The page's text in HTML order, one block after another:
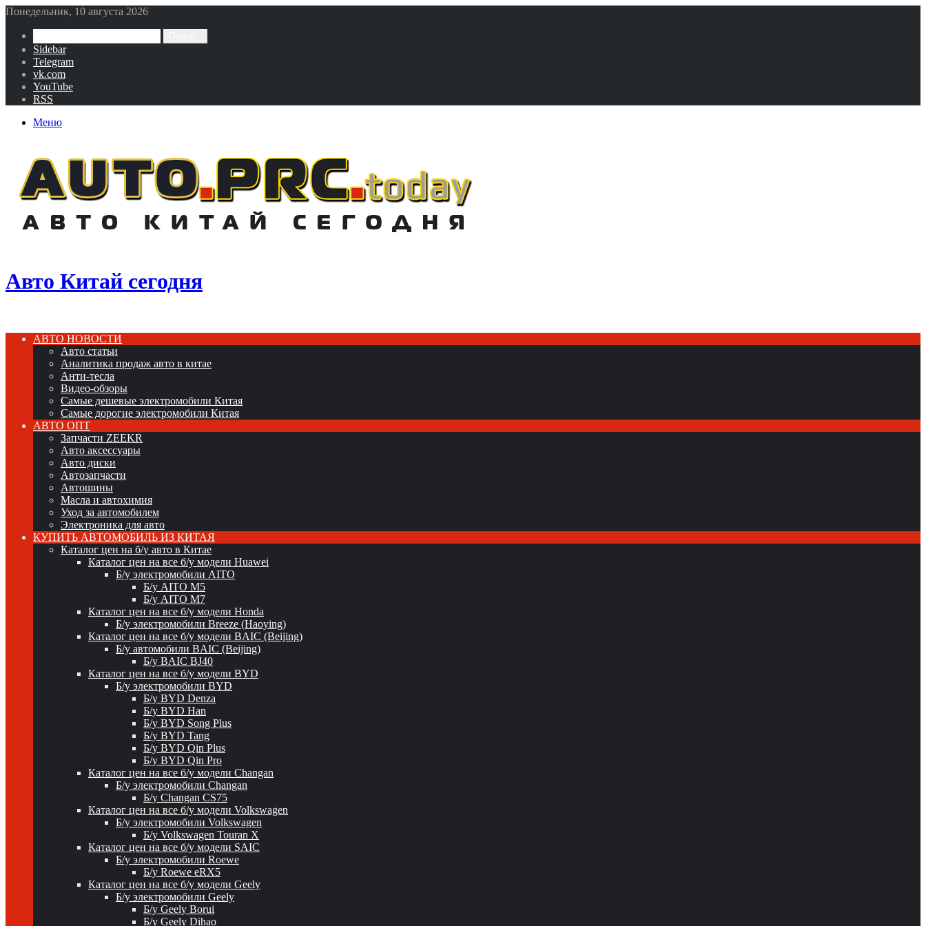
Понедельник, 10 августа 2026
Sidebar
Telegram
vk.com
YouTube
RSS
Меню
Авто Китай сегодня
АВТО НОВОСТИ
Авто статьи
Аналитика продаж авто в китае
Анти-тесла
Видео-обзоры
Самые дешевые электромобили Китая
Самые дорогие электромобили Китая
АВТО ОПТ
Запчасти ZEEKR
Авто аксессуары
Авто диски
Автозапчасти
Автошины
Масла и автохимия
Уход за автомобилем
Электроника для авто
КУПИТЬ АВТОМОБИЛЬ ИЗ КИТАЯ
Каталог цен на б/у авто в Китае
Каталог цен на все б/у модели Huawei
Б/у электромобили AITO
Б/у AITO M5
Б/у AITO M7
Каталог цен на все б/у модели Honda
Б/у электромобили Breeze (Haoying)
Каталог цен на все б/у модели BAIC (Beijing)
Б/у автомобили BAIC (Beijing)
Б/у BAIC BJ40
Каталог цен на все б/у модели BYD
Б/у электромобили BYD
Б/у BYD Denza
Б/у BYD Han
Б/у BYD Song Plus
Б/у BYD Tang
Б/у BYD Qin Plus
Б/у BYD Qin Pro
Каталог цен на все б/у модели Changan
Б/у электромобили Changan
Б/у Changan CS75
Каталог цен на все б/у модели Volkswagen
Б/у электромобили Volkswagen
Б/у Volkswagen Touran X
Каталог цен на все б/у модели SAIC
Б/у электромобили Roewe
Б/у Roewe eRX5
Каталог цен на все б/у модели Geely
Б/у электромобили Geely
Б/у Geely Borui
Б/у Geely Dihao